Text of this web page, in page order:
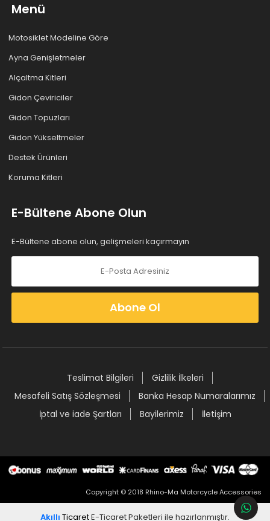
Menü
Motosiklet Modeline Göre
Ayna Genişletmeler
Alçaltma Kitleri
Gidon Çeviriciler
Gidon Topuzları
Gidon Yükseltmeler
Destek Ürünleri
Koruma Kitleri
E-Bültene Abone Olun
E-Bültene abone olun, gelişmeleri kaçırmayın
Abone Ol
Teslimat Bilgileri
Gizlilik İlkeleri
Mesafeli Satış Sözleşmesi
Banka Hesap Numaralarımız
İptal ve iade Şartları
Bayilerimiz İletişim
Copyright © 2018 Rhino-Ma Motorcycle Accessories
Akıllı TicaretE-Ticaret Paketleri ile hazırlanmıştır.